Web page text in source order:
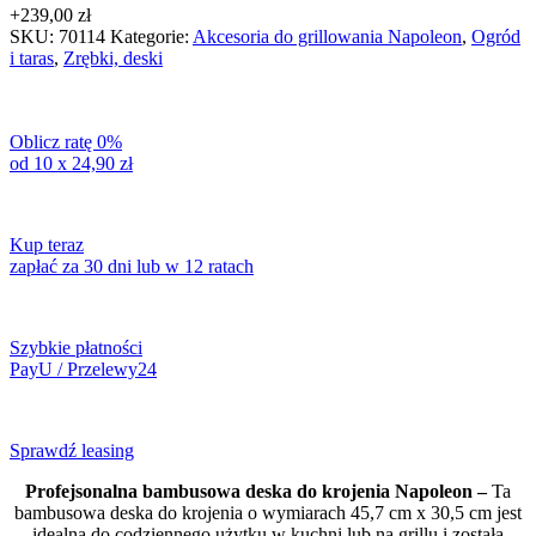
+239,00 zł
SKU: 70114 Kategorie: Akcesoria do grillowania Napoleon, Ogród
i taras, Zrębki, deski
Oblicz ratę 0%
od 10 x 24,90 zł
Kup teraz
zapłać za 30 dni lub w 12 ratach
Szybkie płatności
PayU / Przelewy24
Sprawdź leasing
Profejsonalna bambusowa deska do krojenia Napoleon –Ta
bambusowa deska do krojenia o wymiarach 45,7 cm x 30,5 cm jest